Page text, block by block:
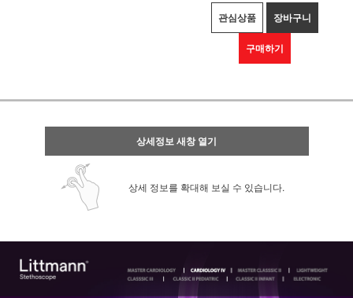
관심상품 장바구니
구매하기
상세정보 새창 열기
상세 정보를 확대해 보실 수 있습니다.